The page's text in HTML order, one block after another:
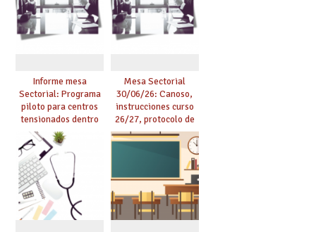
presencialidad en el
centro
se materialicen con
la mayor agilidad
posible
Informe mesa
Sectorial: Programa
piloto para centros
tensionados dentro
del marco del
Acuerdo de Mejoras y
evaluación del curso
25/26
Mesa Sectorial
30/06/26: Canoso,
instrucciones curso
26/27, protocolo de
agresiones.